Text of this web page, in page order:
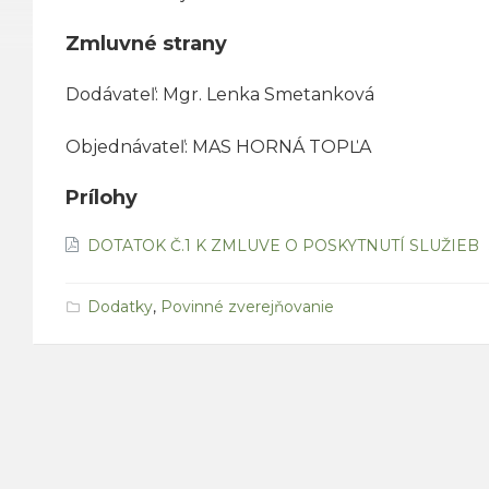
Zmluvné strany
Dodávateľ: Mgr. Lenka Smetanková
Objednávateľ: MAS HORNÁ TOPĽA
Prílohy
DOTATOK Č.1 K ZMLUVE O POSKYTNUTÍ SLUŽIEB
Dodatky, Povinné zverejňovanie